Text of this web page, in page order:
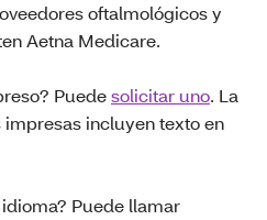
oftalmológicos y
Aetna Medicare.
Puedesolicitar uno. La
incluyen texto en
Puede llamar